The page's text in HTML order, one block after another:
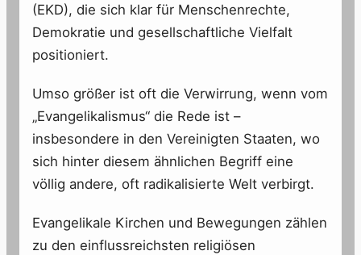
(EKD), die sich klar für Menschenrechte,
Demokratie und gesellschaftliche Vielfalt
positioniert.
Umso größer ist oft die Verwirrung, wenn vom
„Evangelikalismus“ die Rede ist –
insbesondere in den Vereinigten Staaten, wo
sich hinter diesem ähnlichen Begriff eine
völlig andere, oft radikalisierte Welt verbirgt.
Evangelikale Kirchen und Bewegungen zählen
zu den einflussreichsten religiösen